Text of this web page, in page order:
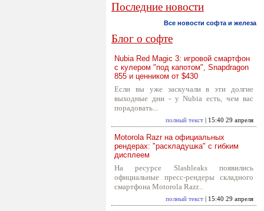
Последние новости
Все новости софта и железа
Блог о софте
Nubia Red Magic 3: игровой смартфон
с кулером "под капотом", Snapdragon
855 и ценником от $430
Если вы уже заскучали в эти долгие
выходные дни - у Nubia есть, чем вас
порадовать...
полный текст | 15:40 29 апреля
Motorola Razr на официальных
рендерах: "раскладушка" с гибким
дисплеем
На ресурсе Slashleaks появились
официальные пресс-рендеры складного
смартфона Motorola Razr...
полный текст | 15:40 29 апреля